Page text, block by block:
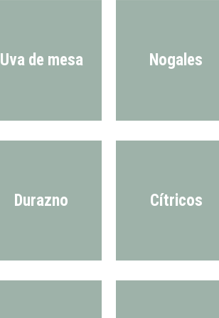
Uva de mesa
Durazno
Nogales
Cítricos